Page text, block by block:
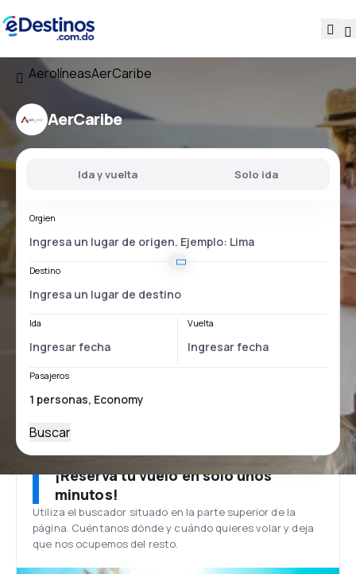
AerolíneasAerCaribe
AerCaribe
Ida y vuelta Solo ida
Orgien
Destino
Ida Vuelta
Pasajeros
Buscar
¡Reserva tu vuelo en solo unos
minutos!
Utiliza el buscador situado en la parte superior de la
página. Cuéntanos dónde y cuándo quieres volar y deja
que nos ocupemos del resto.